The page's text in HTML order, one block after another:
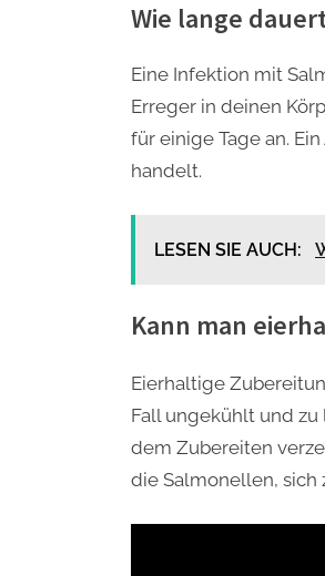
Wie lange
Eine Infektion mit
Erreger in deinen
für einige Tage an.
handelt.
LESEN SIE AUCH:
Kann man
Eierhaltige
Fall ungekühlt und zu
dem Zubereiten
die Salmonellen, sich